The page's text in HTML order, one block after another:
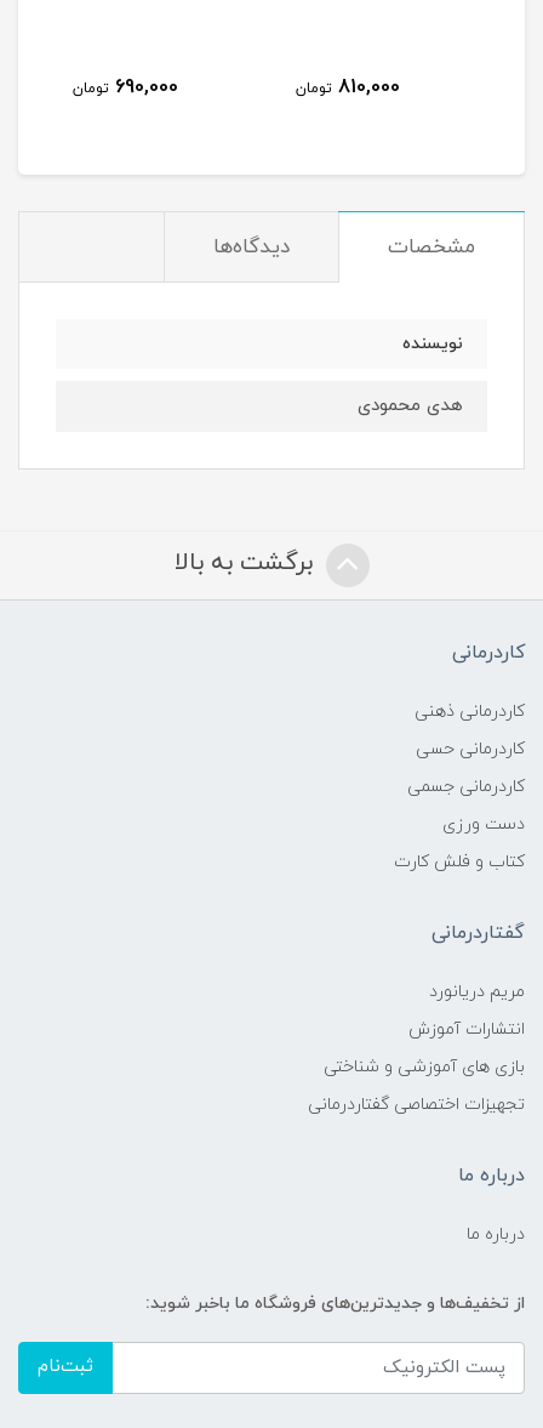
810,000 تومان 690,000 تومان
مشخصات دیدگاه‌ها
نویسنده
هدی محمودی
برگشت به بالا
کاردرمانی
کاردرمانی ذهنی
کاردرمانی حسی
کاردرمانی جسمی
دست ورزی
کتاب و فلش کارت
گفتاردرمانی
مریم دریانورد
انتشارات آموزش
بازی های آموزشی و شناختی
تجهیزات اختصاصی گفتاردرمانی
درباره ما
درباره ما
از تخفیف‌ها و جدیدترین‌های فروشگاه ما باخبر شوید:
ثبت‌نام